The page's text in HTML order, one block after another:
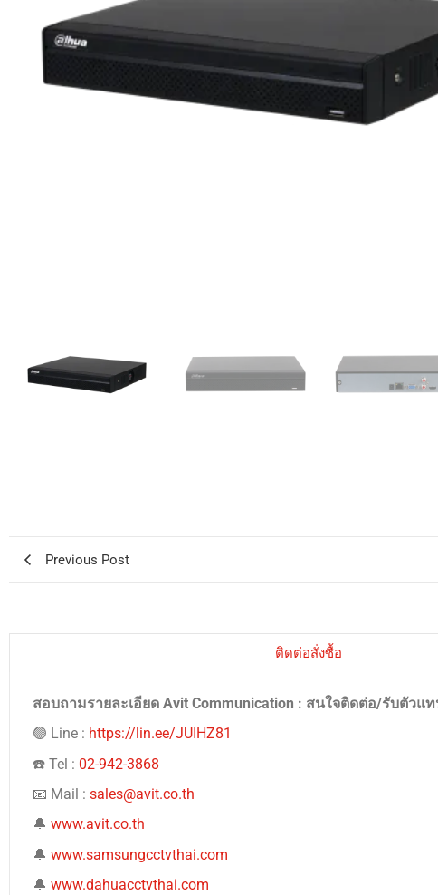
Previous Post
ติดต่อสั่งซื้อ
สอบถามรายละเอียด Avit Communication : สนใจติดต่อ/รับตัวแ
🟢 Line : https://lin.ee/JUIHZ81
☎️ Tel : 02-942-3868
📧 Mail : sales@avit.co.th
🔔 www.avit.co.th
🔔 www.samsungcctvthai.com
🔔 www.dahuacctvthai.com